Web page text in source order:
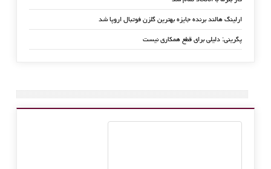
ارلینگ هالند برنده جایزه بهترین گلزن فوتبال اروپا شد
پگرینی: دلیلی برای قطع همکاری نیست